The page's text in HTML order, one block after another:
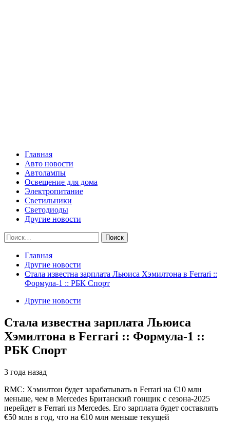
Главная
Авто новости
Автолампы
Освещение для дома
Электропитание
Светильники
Светодиоды
Другие новости
Найти:
Главная
Другие новости
Стала известна зарплата Льюиса Хэмилтона в Ferrari ::
Формула-1 :: РБК Спорт
Другие новости
Стала известна зарплата Льюиса
Хэмилтона в Ferrari :: Формула-1 ::
РБК Спорт
3 года назад
RMC: Хэмилтон будет зарабатывать в Ferrari на €10 млн
меньше, чем в Mercedes Британский гонщик с сезона-2025
перейдет в Ferrari из Mercedes. Его зарплата будет составлять
€50 млн в год, что на €10 млн меньше текущей